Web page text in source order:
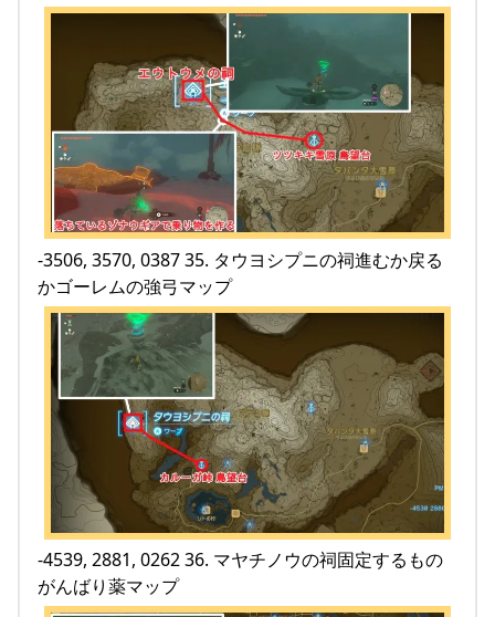
-3506, 3570, 0387 35. タウヨシプニの祠進むか戻る
かゴーレムの強弓マップ
-4539, 2881, 0262 36. マヤチノウの祠固定するもの
がんばり薬マップ